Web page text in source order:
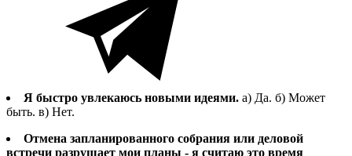
Я быстро увлекаюсь новыми идеями. а) Да. б) Может
быть. в) Нет.
Отмена запланированного собрания или деловой
встречи разрушает мои планы - я считаю это время